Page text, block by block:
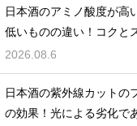
日本酒のアミノ酸度が高
低いものの違い！コクと
感を左右
2026.08.6
日本酒の紫外線カットの
の効果！光による劣化で